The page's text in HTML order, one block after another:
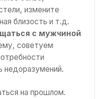
измените
близость и т.д.
с мужчиной
советуем
недоразумений.
на прошлом.